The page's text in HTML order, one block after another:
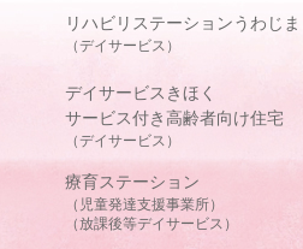
リハビリステーションうわじま
（デイサービス）
デイサービスきほく
サービス付き高齢者向け住宅
（デイサービス）
療育ステーション
（児童発達支援事業所）
（放課後等デイサービス）